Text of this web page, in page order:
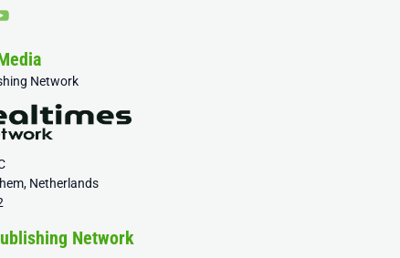
Network
Netherlands
Network